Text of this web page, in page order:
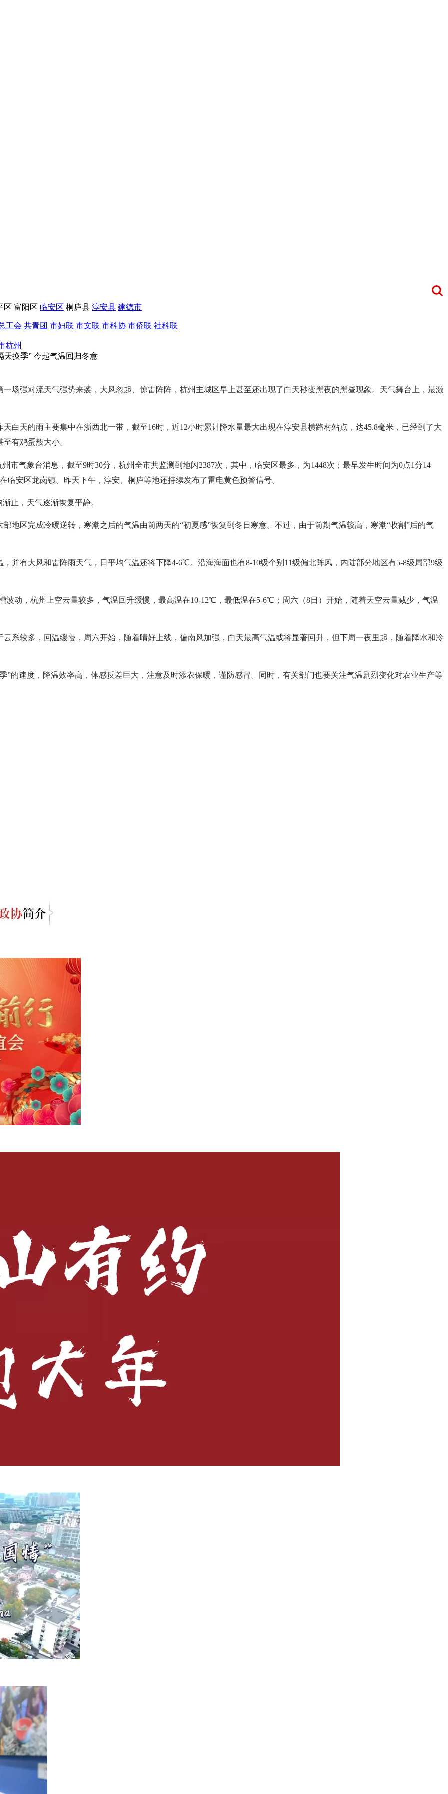
区 富阳区 临安区 桐庐县 淳安县 建德市
工会 共青团 市妇联 市文联 市科协 市侨联 社科联
杭州
天换季” 今起气温回归冬意
场强对流天气强势来袭，大风忽起、惊雷阵阵，杭州主城区早上甚至还出现了白天秒变黑夜的黑昼现象。天气舞台上，最激
白天的雨主要集中在浙西北一带，截至16时，近12小时累计降水量最大出现在淳安县横路村站点，达45.8毫米，已经到了大
有鸡蛋般大小。
市气象台消息，截至9时30分，杭州全市共监测到地闪2387次，其中，临安区最多，为1448次；最早发生时间为0点1分14
临安区龙岗镇。昨天下午，淳安、桐庐等地还持续发布了雷电黄色预警信号。
止，天气逐渐恢复平静。
地区完成冷暖逆转，寒潮之后的气温由前两天的“初夏感”恢复到冬日寒意。不过，由于前期气温较高，寒潮“收割”后的气
并有大风和雷阵雨天气，日平均气温还将下降4-6℃。沿海海面也有8-10级个别11级偏北阵风，内陆部分地区有5-8级局部9级
波动，杭州上空云量较多，气温回升缓慢，最高温在10-12℃，最低温在5-6℃；周六（8日）开始，随着天空云量减少，气温
系较多，回温缓慢，周六开始，随着晴好上线，偏南风加强，白天最高气温或将显著回升，但下周一夜里起，随着降水和冷
”的速度，降温效率高，体感反差巨大，注意及时添衣保暖，谨防感冒。同时，有关部门也要关注气温剧烈变化对农业生产等